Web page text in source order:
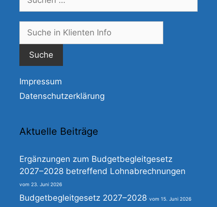
nach:
Impressum
Datenschutzerklärung
Aktuelle Beiträge
Ergänzungen zum Budgetbegleitgesetz
2027–2028 betreffend Lohnabrechnungen
23. Juni 2026
Budgetbegleitgesetz 2027–2028 15. Juni 2026